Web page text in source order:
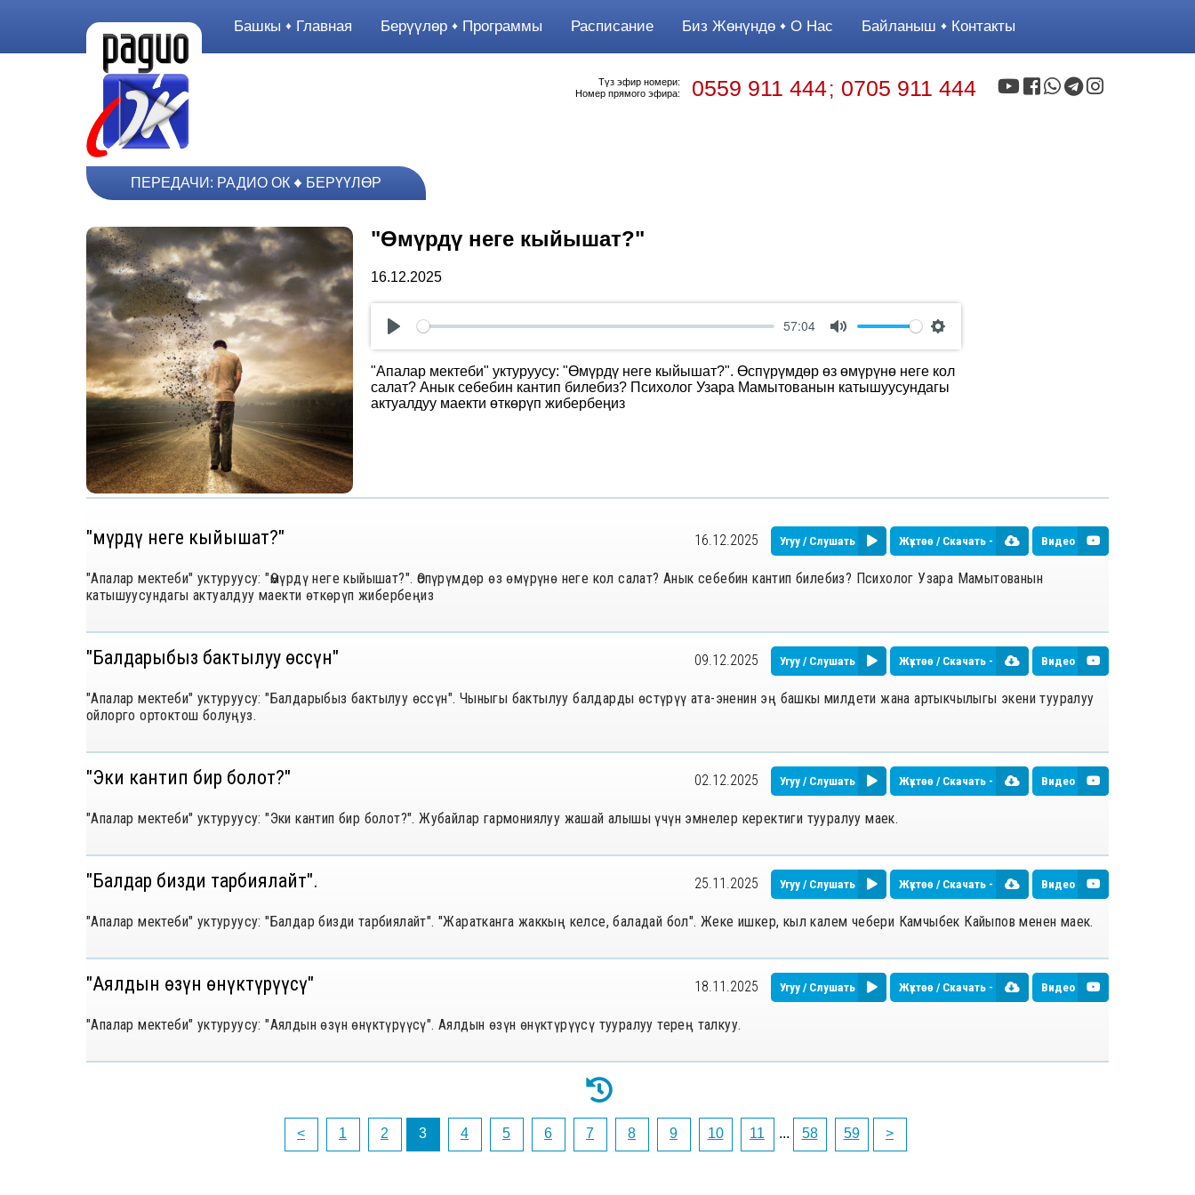
Башкы Главная Берүүлөр Программы Расписание Биз Жөнүндө О Нас Байланыш Контакты
Түз эфир номери:
Номер прямого эфира:
0559 911 444; 0705 911 444
ПЕРЕДАЧИ: РАДИО ОК БЕРҮҮЛӨР
"Өмүрдү неге кыйышат?"
16.12.2025
Play
57:04
Mute Settings
"Апалар мектеби" уктуруусу: "Өмүрдү неге кыйышат?". Өспүрүмдөр өз өмүрүнө неге кол
салат? Анык себебин кантип билебиз? Психолог Узара Мамытованын катышуусундагы
актуалдуу маекти өткөрүп жибербеңиз
"Өмүрдү неге кыйышат?" 16.12.2025 Угуу / Слушать Жүктөө / Скачать - Видео
"Апалар мектеби" уктуруусу: "Өмүрдү неге кыйышат?". Өспүрүмдөр өз өмүрүнө неге кол салат? Анык себебин кантип билебиз? Психолог Узара Мамытованын
катышуусундагы актуалдуу маекти өткөрүп жибербеңиз
"Балдарыбыз бактылуу өссүн" 09.12.2025 Угуу / Слушать Жүктөө / Скачать - Видео
"Апалар мектеби" уктуруусу: "Балдарыбыз бактылуу өссүн". Чыныгы бактылуу балдарды өстүрүү ата-эненин эң башкы милдети жана артыкчылыгы экени тууралуу
ойлорго ортоктош болуңуз.
"Эки кантип бир болот?" 02.12.2025 Угуу / Слушать Жүктөө / Скачать - Видео
"Апалар мектеби" уктуруусу: "Эки кантип бир болот?". Жубайлар гармониялуу жашай алышы үчүн эмнелер керектиги тууралуу маек.
"Балдар бизди тарбиялайт". 25.11.2025 Угуу / Слушать Жүктөө / Скачать - Видео
"Апалар мектеби" уктуруусу: "Балдар бизди тарбиялайт". "Жаратканга жаккың келсе, баладай бол". Жеке ишкер, кыл калем чебери Камчыбек Кайыпов менен маек.
"Аялдын өзүн өнүктүрүүсү" 18.11.2025 Угуу / Слушать Жүктөө / Скачать - Видео
"Апалар мектеби" уктуруусу: "Аялдын өзүн өнүктүрүүсү". Аялдын өзүн өнүктүрүүсү тууралуу терең талкуу.
< 1 2 3 4 5 6 7 8 9 10 11 ... 58 59 >